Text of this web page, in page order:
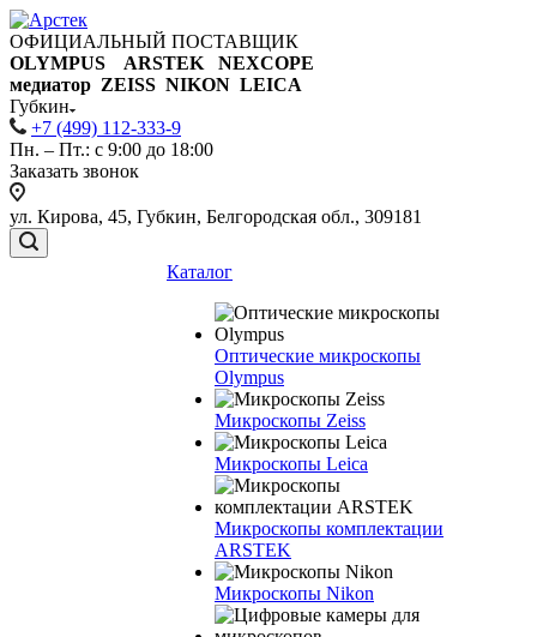
ОФИЦИАЛЬНЫЙ ПОСТАВЩИК
OLYMPUS ARSTEK NEXCOPE
медиатор ZEISS NIKON LEICA
Губкин
+7 (499) 112-333-9
Пн. – Пт.: с 9:00 до 18:00
Заказать звонок
ул. Кирова, 45, Губкин, Белгородская обл., 309181
Каталог
Оптические микроскопы
Olympus
Микроскопы Zeiss
Микроскопы Leica
Микроскопы комплектации
ARSTEK
Микроскопы Nikon